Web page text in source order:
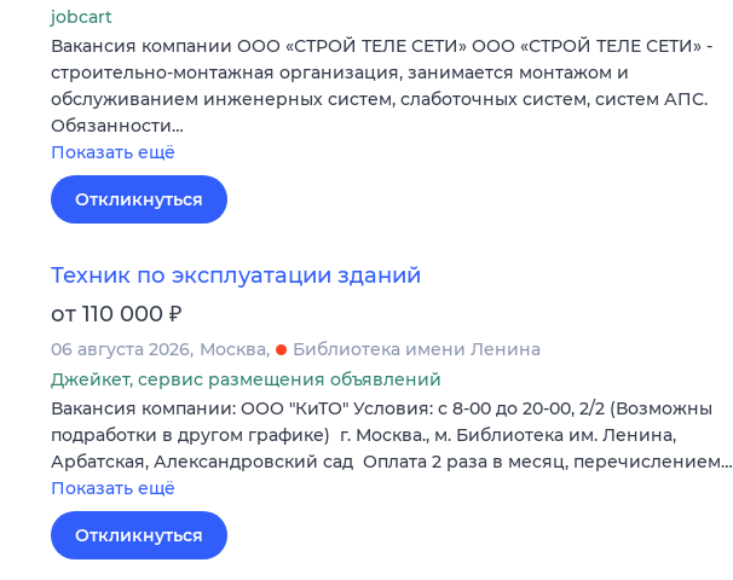
jobcart
Вакансия компании ООО «СТРОЙ ТЕЛЕ СЕТИ» ООО «СТРОЙ ТЕЛЕ СЕТИ» -
строительно-монтажная организация, занимается монтажом и
обслуживанием инженерных систем, слаботочных систем, систем АПС.
Обязанности…
Показать ещё
Откликнуться
Техник по эксплуатации зданий
от 110 000 ₽
06 августа 2026 Москва
Библиотека имени Ленина
Джейкет, сервис размещения объявлений
Вакансия компании: ООО "КиТО" Условия: с 8-00 до 20-00‚ 2/2 (Возможны
подработки в другом графике) г. Москва.‚ м. Библиотека им. Ленина‚
Арбатская‚ Александровский сад Оплата 2 раза в месяц‚ перечислением…
Показать ещё
Откликнуться